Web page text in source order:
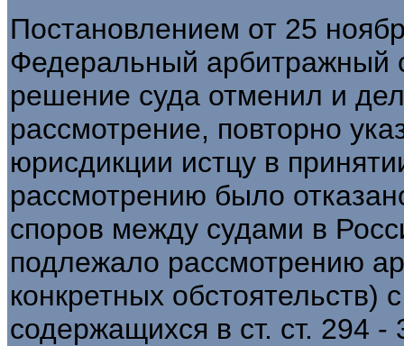
Постановлением от 25
Федеральный арбитражный
решение суда отменил и
рассмотрение, повторно
юрисдикции истцу в
рассмотрению было
споров между судами в
подлежало рассмотрению
конкретных
содержащихся в ст. ст. 294